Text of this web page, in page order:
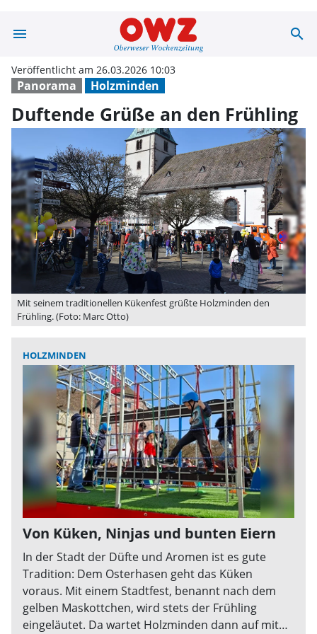
menu Duftende search
Panorama Holzminden
Veröffentlicht am 26.03.2026 10:03
Duftende Grüße an den Frühling
Mit seinem traditionellen Kükenfest grüßte Holzminden den
Frühling. (Foto: Marc Otto)
HOLZMINDEN
Von Küken, Ninjas und bunten Eiern
In der Stadt der Düfte und Aromen ist es gute
Tradition: Dem Osterhasen geht das Küken
voraus. Mit einem Stadtfest, benannt nach dem
gelben Maskottchen, wird stets der Frühling
eingeläutet. Da wartet Holzminden dann auf mit